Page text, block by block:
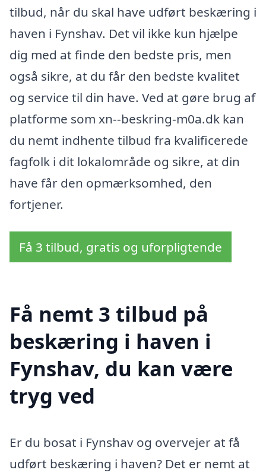
tilbud, når du skal have udført beskæring i
haven i Fynshav. Det vil ikke kun hjælpe
dig med at finde den bedste pris, men
også sikre, at du får den bedste kvalitet
og service til din have. Ved at gøre brug af
platforme som xn--beskring-m0a.dk kan
du nemt indhente tilbud fra kvalificerede
fagfolk i dit lokalområde og sikre, at din
have får den opmærksomhed, den
fortjener.
Få 3 tilbud, gratis og uforpligtende
Få nemt 3 tilbud på
beskæring i haven i
Fynshav, du kan være
tryg ved
Er du bosat i Fynshav og overvejer at få
udført beskæring i haven? Det er nemt at